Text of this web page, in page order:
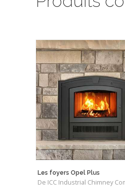
Les foyers Opel Plus
De ICC Industrial Chimney